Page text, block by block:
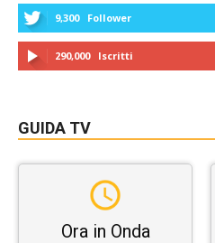
9,300 Follower
290,000 Iscritti
GUIDA TV
Ora in Onda